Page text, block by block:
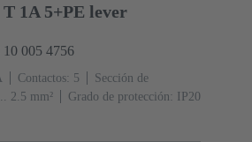
1A 5+PE lever
005 4756
Contactos: 5
Sección de
2.5 mm²
Grado de protección: IP20